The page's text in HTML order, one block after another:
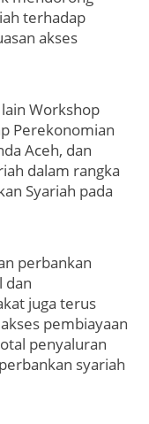
terhadap
akses
Workshop
Perekonomian
Aceh, dan
dalam rangka
Syariah pada
perbankan
dan
juga terus
pembiayaan
penyaluran
syariah